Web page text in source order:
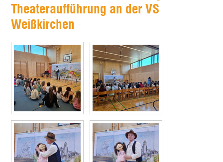
Theateraufführung an der VS
Weißkirchen